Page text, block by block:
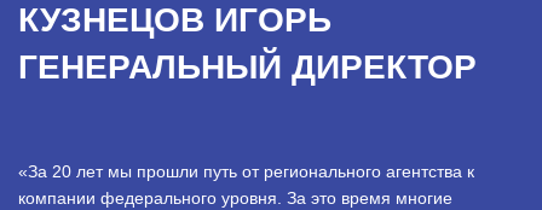
КУЗНЕЦОВ ИГОРЬ
ГЕНЕРАЛЬНЫЙ ДИРЕКТОР
«За 20 лет мы прошли путь от регионального агентства к
компании федерального уровня. За это время многие